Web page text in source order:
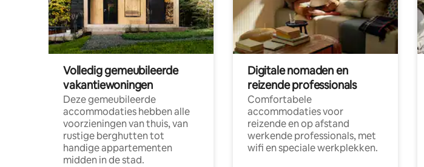
Volledig gemeubileerde
vakantiewoningen
Deze gemeubileerde
accommodaties hebben alle
voorzieningen van thuis, van
rustige berghutten tot
handige appartementen
midden in de stad.
Digitale nomaden en
reizende professionals
Comfortabele
accommodaties voor
reizende en op afstand
werkende professionals, met
wifi en speciale werkplekken.